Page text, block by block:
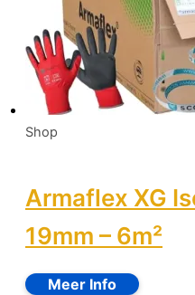
Shop
Armaflex XG
19mm – 6m²